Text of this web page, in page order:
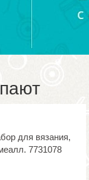
для вязания,
7731078